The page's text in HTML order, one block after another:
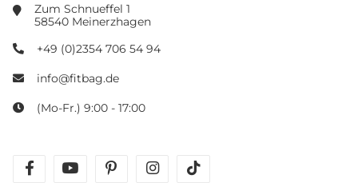
Zum Schnueffel 1
58540 Meinerzhagen
+49 (0)2354 706 54 94
info@fitbag.de
(Mo-Fr.) 9:00 - 17:00
facebookyoutubepinterestinstagram